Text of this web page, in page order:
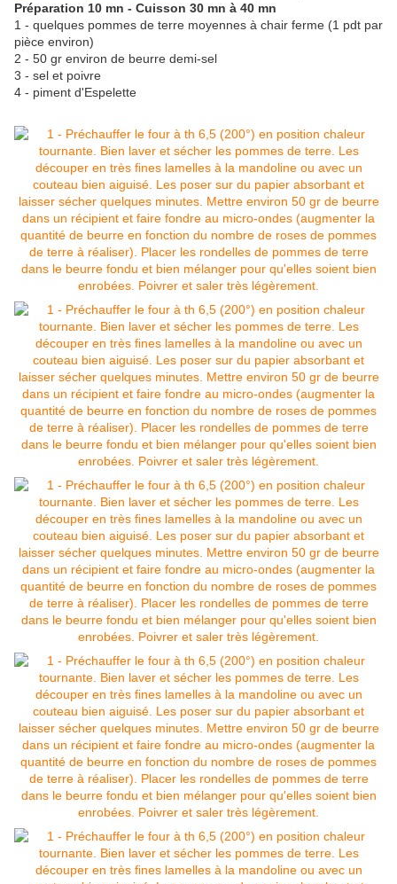
Préparation 10 mn - Cuisson 30 mn à 40 mn
1 - quelques pommes de terre moyennes à chair ferme (1 pdt par
pièce environ)
2 - 50 gr environ de beurre demi-sel
3 - sel et poivre
4 - piment d'Espelette